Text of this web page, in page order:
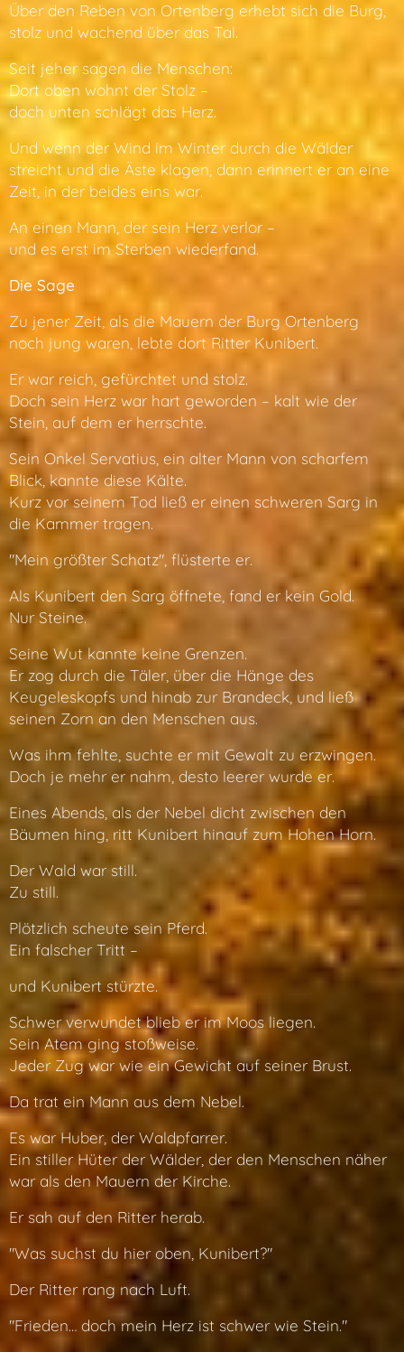
Über den Reben von Ortenberg erhebt sich die Burg,
stolz und wachend über das Tal.
Seit jeher sagen die Menschen:
Dort oben wohnt der Stolz –
doch unten schlägt das Herz.
Und wenn der Wind im Winter durch die Wälder
streicht und die Äste klagen, dann erinnert er an eine
Zeit, in der beides eins war.
An einen Mann, der sein Herz verlor –
und es erst im Sterben wiederfand.
Die Sage
Zu jener Zeit, als die Mauern der Burg Ortenberg
noch jung waren, lebte dort Ritter Kunibert.
Er war reich, gefürchtet und stolz.
Doch sein Herz war hart geworden – kalt wie der
Stein, auf dem er herrschte.
Sein Onkel Servatius, ein alter Mann von scharfem
Blick, kannte diese Kälte.
Kurz vor seinem Tod ließ er einen schweren Sarg in
die Kammer tragen.
"Mein größter Schatz", flüsterte er.
Als Kunibert den Sarg öffnete, fand er kein Gold.
Nur Steine.
Seine Wut kannte keine Grenzen.
Er zog durch die Täler, über die Hänge des
Keugeleskopfs und hinab zur Brandeck, und ließ
seinen Zorn an den Menschen aus.
Was ihm fehlte, suchte er mit Gewalt zu erzwingen.
Doch je mehr er nahm, desto leerer wurde er.
Eines Abends, als der Nebel dicht zwischen den
Bäumen hing, ritt Kunibert hinauf zum Hohen Horn.
Der Wald war still.
Zu still.
Plötzlich scheute sein Pferd.
Ein falscher Tritt –
und Kunibert stürzte.
Schwer verwundet blieb er im Moos liegen.
Sein Atem ging stoßweise.
Jeder Zug war wie ein Gewicht auf seiner Brust.
Da trat ein Mann aus dem Nebel.
Es war Huber, der Waldpfarrer.
Ein stiller Hüter der Wälder, der den Menschen näher
war als den Mauern der Kirche.
Er sah auf den Ritter herab.
"Was suchst du hier oben, Kunibert?"
Der Ritter rang nach Luft.
"Frieden… doch mein Herz ist schwer wie Stein."